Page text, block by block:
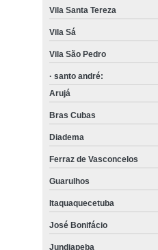
Vila Santa Tereza
Vila Sá
Vila São Pedro
· santo andré:
Arujá
Bras Cubas
Diadema
Ferraz de Vasconcelos
Guarulhos
Itaquaquecetuba
José Bonifácio
Jundiapeba